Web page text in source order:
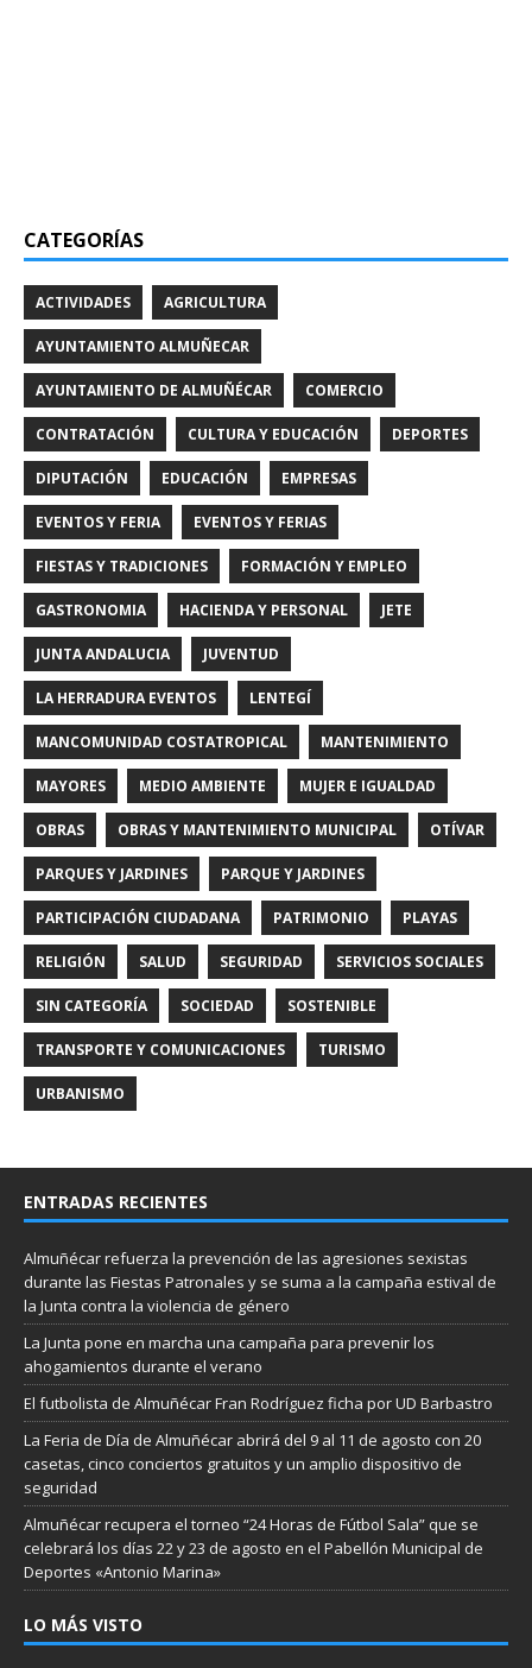
CATEGORÍAS
ACTIVIDADES AGRICULTURA
AYUNTAMIENTO ALMUÑECAR
AYUNTAMIENTO DE ALMUÑÉCAR COMERCIO
CONTRATACIÓN CULTURA Y EDUCACIÓN DEPORTES
DIPUTACIÓN EDUCACIÓN EMPRESAS
EVENTOS Y FERIA EVENTOS Y FERIAS
FIESTAS Y TRADICIONES FORMACIÓN Y EMPLEO
GASTRONOMIA HACIENDA Y PERSONAL JETE
JUNTA ANDALUCIA JUVENTUD
LA HERRADURA EVENTOS LENTEGÍ
MANCOMUNIDAD COSTATROPICAL MANTENIMIENTO
MAYORES MEDIO AMBIENTE MUJER E IGUALDAD
OBRAS OBRAS Y MANTENIMIENTO MUNICIPAL OTÍVAR
PARQUES Y JARDINES PARQUE Y JARDINES
PARTICIPACIÓN CIUDADANA PATRIMONIO PLAYAS
RELIGIÓN SALUD SEGURIDAD SERVICIOS SOCIALES
SIN CATEGORÍA SOCIEDAD SOSTENIBLE
TRANSPORTE Y COMUNICACIONES TURISMO
URBANISMO
ENTRADAS RECIENTES
Almuñécar refuerza la prevención de las agresiones sexistas
durante las Fiestas Patronales y se suma a la campaña estival de
la Junta contra la violencia de género
La Junta pone en marcha una campaña para prevenir los
ahogamientos durante el verano
El futbolista de Almuñécar Fran Rodríguez ficha por UD Barbastro
La Feria de Día de Almuñécar abrirá del 9 al 11 de agosto con 20
casetas, cinco conciertos gratuitos y un amplio dispositivo de
seguridad
Almuñécar recupera el torneo “24 Horas de Fútbol Sala” que se
celebrará los días 22 y 23 de agosto en el Pabellón Municipal de
Deportes «Antonio Marina»
LO MÁS VISTO